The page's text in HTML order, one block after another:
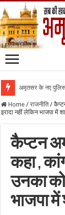
अमृतसर के नए पुलिस
Home / राजनीति /
इरादा नहीं लेकिन भाजपा में
कैप्टन
कहा ,
उनका
भाजपा में